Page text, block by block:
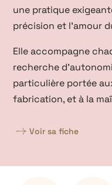
une pratique
précision et l’amour
Elle accompagne
recherche
particulière portée
fabrication, et à la
Voir sa fiche